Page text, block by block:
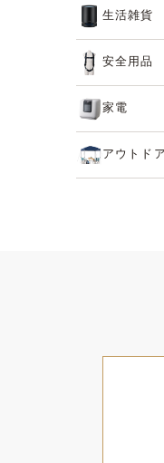
生活雑貨
安全用品
家電
アウトド